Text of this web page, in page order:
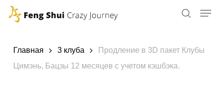
Skip
contentГлавная 3 клуба
Продление в 3D пакет Клубы
Цимэнь, Бацзы 12 месяцев с учетом кэшбэка.